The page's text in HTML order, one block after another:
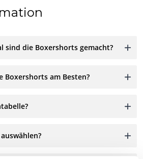
sind die Boxershorts gemacht?
Boxershorts am Besten?